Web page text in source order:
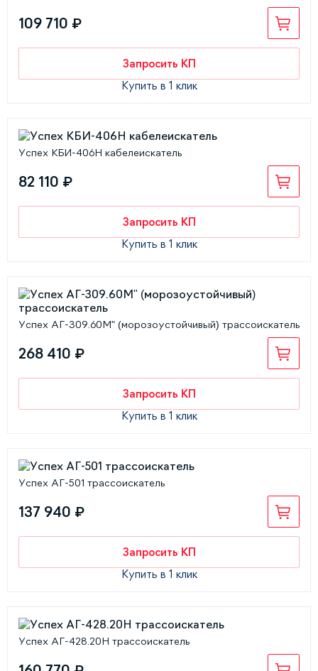
109 710 ₽
Запросить КП
Купить в 1 клик
Успех КБИ-406Н кабелеискатель
82 110 ₽
Запросить КП
Купить в 1 клик
Успех АГ-309.60М" (морозоустойчивый) трассоискатель
268 410 ₽
Запросить КП
Купить в 1 клик
Успех АГ-501 трассоискатель
137 940 ₽
Запросить КП
Купить в 1 клик
Успех АГ-428.20Н трассоискатель